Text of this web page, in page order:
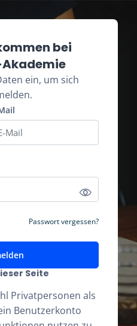
bei
ein, um sich
Passwort vergessen?
Seite
Privatpersonen als
Benutzerkonto